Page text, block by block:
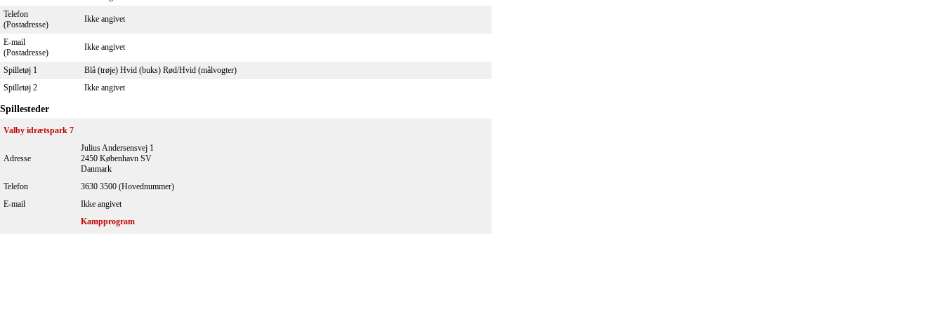
Telefon
(Postadresse)
Ikke angivet
E-mail
(Postadresse)
Ikke angivet
Spilletøj 1
Blå (trøje) Hvid (buks) Rød/Hvid (målvogter)
Spilletøj 2
Ikke angivet
Spillesteder
Valby idrætspark 7
Adresse
Julius Andersensvej 1
2450 København SV
Danmark
Telefon
3630 3500 (Hovednummer)
E-mail
Ikke angivet
Kampprogram